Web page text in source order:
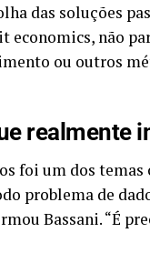
das soluções
não
ou outros
realmente
foi um dos
problema de
Bassani. “É